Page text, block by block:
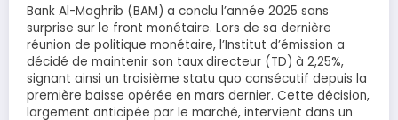
Bank Al-Maghrib (BAM) a conclu l’année 2025 sans
surprise sur le front monétaire. Lors de sa dernière
réunion de politique monétaire, l’Institut d’émission a
décidé de maintenir son taux directeur (TD) à 2,25%,
signant ainsi un troisième statu quo consécutif depuis la
première baisse opérée en mars dernier. Cette décision,
largement anticipée par le marché, intervient dans un